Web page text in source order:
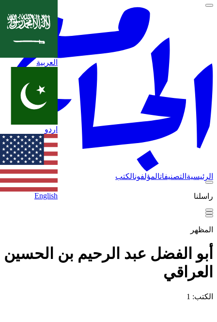
الرئيسية التصنيفاتالمؤلفونالكتب
راسلنا
العربية
اردو
English
المظهر
أبو الفضل عبد الرحيم بن الحسين
العراقي
الكتب: 1